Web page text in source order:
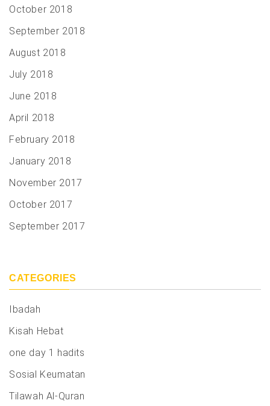
October 2018
September 2018
August 2018
July 2018
June 2018
April 2018
February 2018
January 2018
November 2017
October 2017
September 2017
CATEGORIES
Ibadah
Kisah Hebat
one day 1 hadits
Sosial Keumatan
Tilawah Al-Quran